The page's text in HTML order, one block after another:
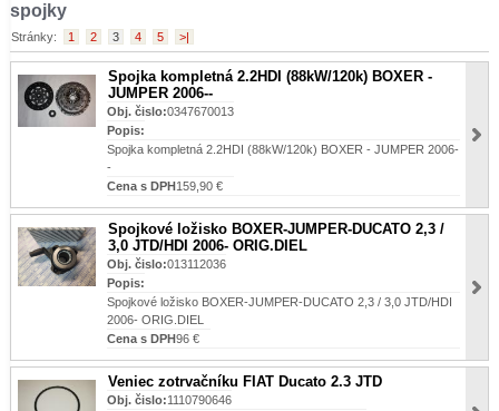
spojky
Stránky: 1 2 3 4 5 >|
Spojka kompletná 2.2HDI (88kW/120k) BOXER -
JUMPER 2006--
Obj. čislo:0347670013
Popis:
Spojka kompletná 2.2HDI (88kW/120k) BOXER - JUMPER 2006-
-
Cena s DPH159,90 €
Spojkové ložisko BOXER-JUMPER-DUCATO 2,3 /
3,0 JTD/HDI 2006- ORIG.DIEL
Obj. čislo:013112036
Popis:
Spojkové ložisko BOXER-JUMPER-DUCATO 2,3 / 3,0 JTD/HDI
2006- ORIG.DIEL
Cena s DPH96 €
Veniec zotrvačníku FIAT Ducato 2.3 JTD
Obj. čislo:1110790646